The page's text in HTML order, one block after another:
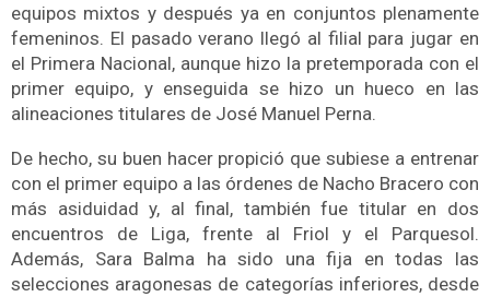
equipos mixtos y después ya en conjuntos plenamente
femeninos. El pasado verano llegó al filial para jugar en
el Primera Nacional, aunque hizo la pretemporada con el
primer equipo, y enseguida se hizo un hueco en las
alineaciones titulares de José Manuel Perna.
De hecho, su buen hacer propició que subiese a entrenar
con el primer equipo a las órdenes de Nacho Bracero con
más asiduidad y, al final, también fue titular en dos
encuentros de Liga, frente al Friol y el Parquesol.
Además, Sara Balma ha sido una fija en todas las
selecciones aragonesas de categorías inferiores, desde